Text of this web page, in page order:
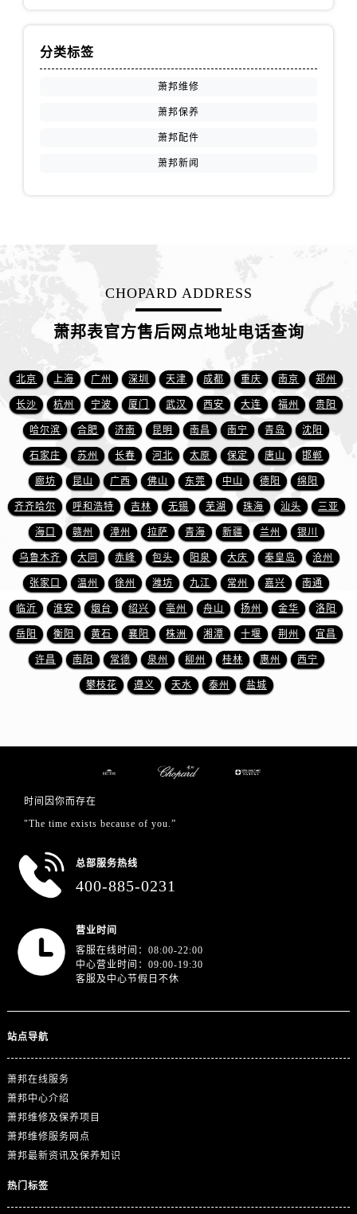
江西省景德镇市珠山区珠山中路萧邦售后服务中心（需提前预约）
山东省德州市德城区东风中路萧邦售后服务中心（需提前预约）
山东省东营市东营区济南路萧邦售后服务中心（需提前预约）
山东省济南市历下区经十路11111号华润中心写字楼（万象城）15层1508室萧邦售后服务中心（需提前预约）
山东省济宁市任城区太白楼路萧邦售后服务中心（需提前预约）
山东省莱芜市文化南路8号银座商城名表维修一楼名表维修萧邦售后服务中心（需提前预约）
山东省临沂市兰山区解放路萧邦售后服务中心（需提前预约）
山东省日照市东港区烟台路萧邦售后服务中心（需提前预约）
山东省泰安市泰山区财源街道泰山大街萧邦售后服务中心（需提前预约）
山东省威海市环翠区新威海路89号振华商厦一楼名表维修萧邦售后服务中心（需提前预约）
山东省潍坊市奎文区东风东街萧邦售后服务中心（需提前预约）
山东省枣庄市滕州市北辛路与善国路交叉口萧邦售后服务中心（需提前预约）
山东省淄博市张店区金晶大道萧邦售后服务中心（需提前预约）
上海市黄浦区南京东路299号宏伊国际广场写字楼8层806室萧邦售后服务中心（需提前预约）
上海市徐汇区虹桥路3号港汇中心2座37层3705室萧邦售后服务中心（需提前预约）
分类标签
萧邦维修
萧邦保养
萧邦配件
萧邦新闻
CHOPARD ADDRESS
萧邦表官方售后网点地址电话查询
北京 上海 广州 深圳 天津 成都 重庆 南京 郑州
长沙 杭州 宁波 厦门 武汉 西安 大连 福州 贵阳
哈尔滨 合肥 济南 昆明 南昌 南宁 青岛 沈阳
石家庄 苏州 长春 河北 太原 保定 唐山 邯郸
廊坊 昆山 广西 佛山 东莞 中山 德阳 绵阳
齐齐哈尔 呼和浩特 吉林 无锡 芜湖 珠海 汕头 三亚
海口 赣州 漳州 拉萨 青海 新疆 兰州 银川
乌鲁木齐 大同 赤峰 包头 阳泉 大庆 秦皇岛 沧州
张家口 温州 徐州 潍坊 九江 常州 嘉兴 南通
临沂 淮安 烟台 绍兴 亳州 舟山 扬州 金华 洛阳
岳阳 衡阳 黄石 襄阳 株洲 湘潭 十堰 荆州 宜昌
许昌 南阳 常德 泉州 柳州 桂林 惠州 西宁
攀枝花 遵义 天水 泰州 盐城
时间因你而存在
"The time exists because of you.”
总部服务热线
400-885-0231
营业时间
客服在线时间：08:00-22:00
中心营业时间：09:00-19:30
客服及中心节假日不休
站点导航
萧邦在线服务
萧邦中心介绍
萧邦维修及保养项目
萧邦维修服务网点
萧邦最新资讯及保养知识
热门标签